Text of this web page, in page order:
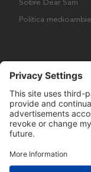
Sobre Dear Sam
Política
Derechos de autor